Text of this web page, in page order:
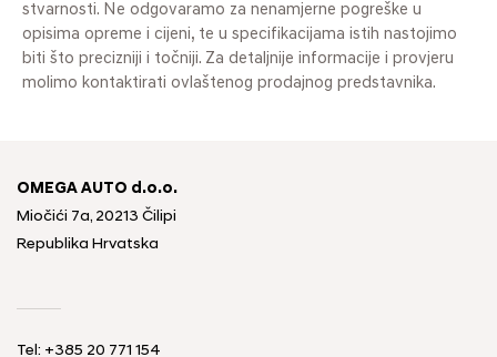
stvarnosti. Ne odgovaramo za nenamjerne pogreške u
opisima opreme i cijeni, te u specifikacijama istih nastojimo
biti što precizniji i točniji. Za detaljnije informacije i provjeru
molimo kontaktirati ovlaštenog prodajnog predstavnika.
OMEGA AUTO d.o.o.
Miočići 7a, 20213 Čilipi
Republika Hrvatska
Tel: +385 20 771 154